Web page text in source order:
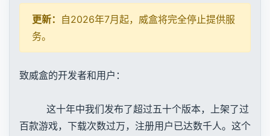
更新： 自2026年7月起，威盒将完全停止提供服
务。
致威盒的开发者和用户：
这十年中我们发布了超过五十个版本，上架了过
百款游戏，下载次数过万，注册用户已达数千人。这个